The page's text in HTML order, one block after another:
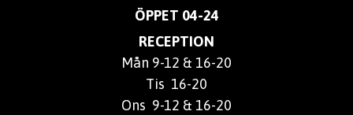
ÖPPET 04-24
RECEPTION
Mån 9-12 & 16-20
Tis 16-20
Ons 9-12 & 16-20